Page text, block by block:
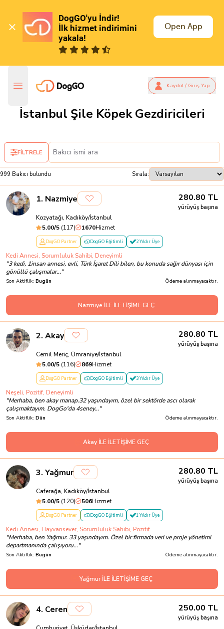
DogGO'yu İndir!
İlk hizmet indirimini
yakala!
Open App
Kaydol / Giriş Yap
İstanbul Şile Köpek Gezdiricileri
FİLTRELE
999 Bakıcı bulundu Sırala:
1. Nazmiye 280.80 TL
yürüyüş başına
Kozyatağı, Kadıköy/İstanbul
5.00/5 (117) 1670Hizmet
DogGO Partner DogGO Eğitimli 2 Yıldır Üye
Kedi Annesi, Sorumluluk Sahibi, Deneyimli
"3 kedi, 1insan annesi, evli, Türk İşaret Dili bilen, bu konuda sağır dünyası için
gönüllü çalışmalar..."
Son Aktiflik: Bugün Ödeme alınmayacaktır.
Nazmiye İLE İLETİŞİME GEÇ
2. Akay 280.80 TL
yürüyüş başına
Cemil Meriç, Ümraniye/İstanbul
5.00/5 (116) 869Hizmet
DogGO Partner DogGO Eğitimli 3 Yıldır Üye
Neşeli, Pozitif, Deneyimli
"Merhaba, ben akay manap.32 yaşındayım, özel bir sektörde ascı olarak
çalışmaktayım. DogGo'da 4seney..."
Son Aktiflik: Dün Ödeme alınmayacaktır.
Akay İLE İLETİŞİME GEÇ
3. Yağmur 280.80 TL
yürüyüş başına
Caferağa, Kadıköy/İstanbul
5.00/5 (120) 506Hizmet
DogGO Partner DogGO Eğitimli 1 Yıldır Üye
Kedi Annesi, Hayvansever, Sorumluluk Sahibi, Pozitif
"Merhaba, ben Yağmur. 33 yaşındayım. Özel bir firmada veri ve proje yönetimi
departmanında çalışıyoru..."
Son Aktiflik: Bugün Ödeme alınmayacaktır.
Yağmur İLE İLETİŞİME GEÇ
4. Ceren 250.00 TL
yürüyüş başına